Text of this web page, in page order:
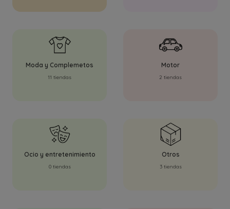
Moda y Complemetos
11 tiendas
Motor
2 tiendas
Ocio y entretenimiento
0 tiendas
Otros
3 tiendas